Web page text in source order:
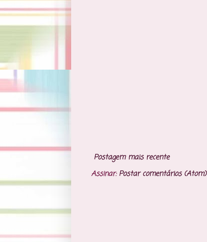
Postagem mais recente
Assinar:Postar comentários (Atom)